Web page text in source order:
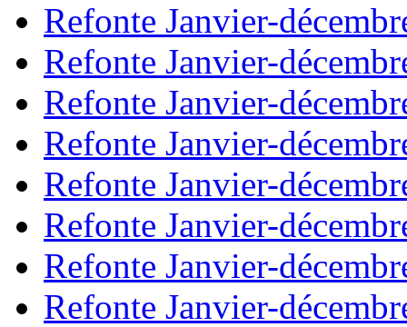
Refonte Janvier-
Refonte Janvier-
Refonte Janvier-
Refonte Janvier-
Refonte Janvier-
Refonte Janvier-
Refonte Janvier-
Refonte Janvier-